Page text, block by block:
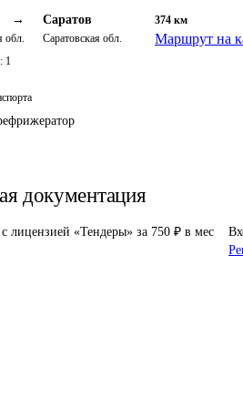
→
обл.
Саратов
Саратовская обл.
374 км
Маршрут на
1
документация
лицензией «Тендеры» за 750 ₽ в мес